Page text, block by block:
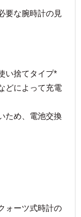
要な腕時計の見
い捨てタイプ*
どによって充電
ため、電池交換
ォーツ式時計の